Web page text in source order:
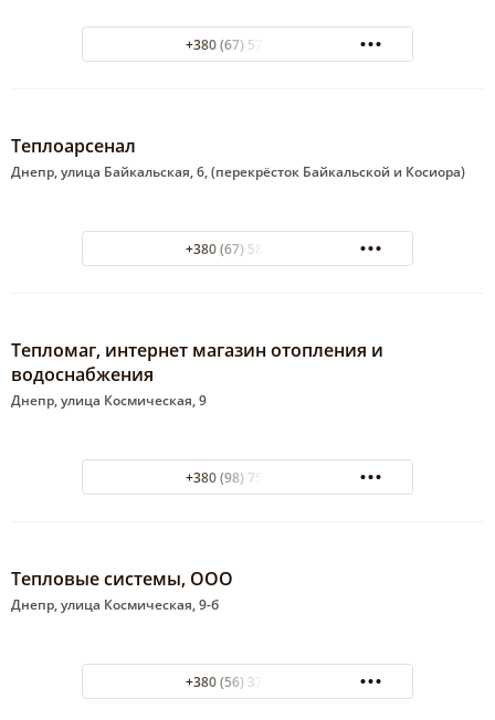
+380 (67) 574-93-38
Теплоарсенал
Днепр, улица Байкальская, 6, (перекрёсток Байкальской и Косиора)
+380 (67) 585-55-28
Тепломаг, интернет магазин отопления и
водоснабжения
Днепр, улица Космическая, 9
+380 (98) 750-70-80
Тепловые системы, ООО
Днепр, улица Космическая, 9-б
+380 (56) 370-58-33